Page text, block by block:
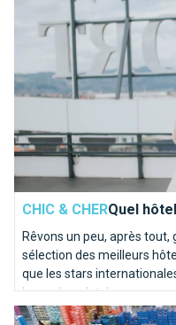
CHIC & CHERQuel
Rêvons un peu, après tout,
sélection des meilleurs
que les stars
leurs chocolats!
Une nuit au Marché